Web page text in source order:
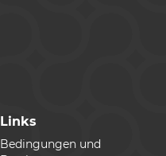
Links
Bedingungen und